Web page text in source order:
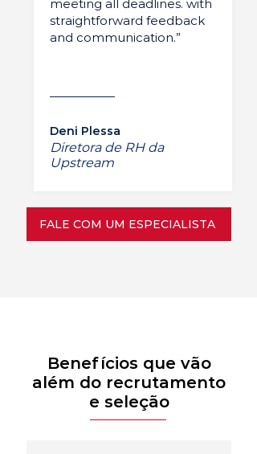
meeting all deadlines. with
straightforward feedback
and communication.”
Deni Plessa
Diretora de RH da
Upstream
FALE COM UM ESPECIALISTA
Benefícios que vão
além do recrutamento
e seleção